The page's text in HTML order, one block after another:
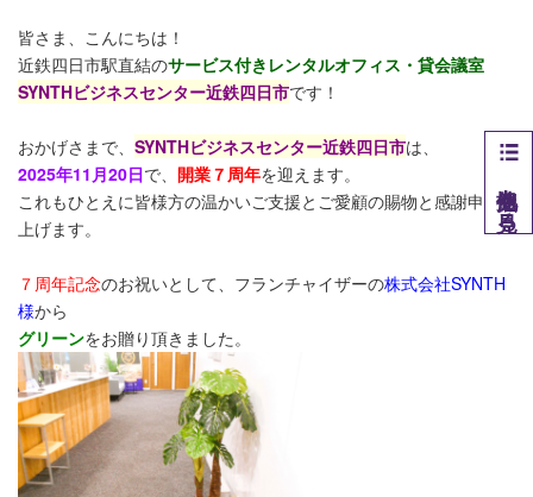
皆さま、こんにちは！
近鉄四日市駅直結のサービス付きレンタルオフィス・貸会議室
SYNTHビジネスセンター近鉄四日市です！
おかげさまで、 SYNTHビジネスセンター近鉄四日市は、
2025年11月20日で、 開業７周年を迎えます。
これもひとえに皆様方の温かいご支援とご愛顧の賜物と感謝申し
上げます。
７周年記念のお祝いとして、フランチャイザーの株式会社SYNTH
様から
グリーンをお贈り頂きました。
他拠点を見る